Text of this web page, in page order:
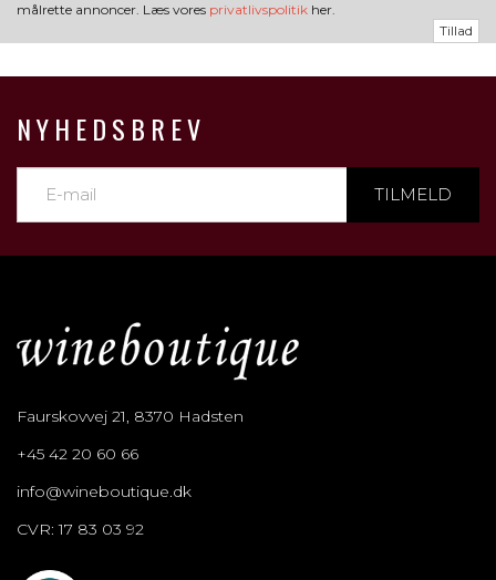
målrette annoncer. Læs vores privatlivspolitik her.
Tillad
NYHEDSBREV
TILMELD
Faurskovvej 21, 8370 Hadsten
+45 42 20 60 66
info@wineboutique.dk
CVR: 17 83 03 92